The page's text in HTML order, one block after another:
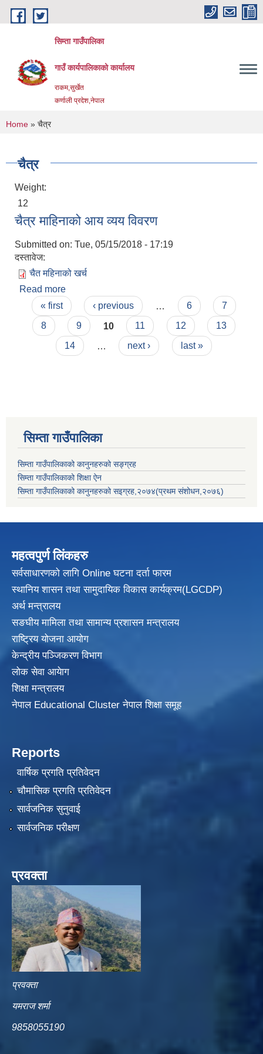
Skip to main content
सिम्ता गाउँपालिका
गाउँ कार्यपालिकाको कार्यालय
राकम,सुर्खेत
कर्णाली प्रदेश,नेपाल
You are here
Home » चैत्र
चैत्र
Weight:
12
चैत्र माहिनाको आय व्यय विवरण
Submitted on: Tue, 05/15/2018 - 17:19
दस्तावेज:
चैत महिनाको खर्च
Read more
Pages
« first ‹ previous 6
7
8
9 10 11 12
13
14
next › last »
सिम्ता गाउँपालिका
सिम्ता गाउँपालिकाको कानुनहरुको सङ्ग्रह
सिम्ता गाउँपालिकाको शिक्षा ऐन
सिम्ता गाउँपालिकाको कानुनहरुको सइग्रह,२०७४(प्रथम संशोधन,२०७६)
महत्वपुर्ण लिंकहरु
सर्वसाधारणको लागि Online घटना दर्ता फारम
स्थानिय शासन तथा सामुदायिक विकासकार्यक्रम(LGCDP)
अर्थ मन्त्रालय
सङघीय मामिला तथा सामान्य प्रशासन मन्त्रालय
राष्ट्रिय योजना आयोग
केन्द्रीय पञ्जिकरण विभाग
लोक सेवा आयेाग
शिक्षा मन्त्रालय
नेपाल Educational Cluster नेपाल शिक्षा समूह
Reports
वार्षिक प्रगति प्रतिवेदन
चौमासिक प्रगति प्रतिवेदन
सार्वजनिक सुनुवाई
सार्वजनिक परीक्षण
प्रवक्ता
प्रवक्ता
यमराज शर्मा
9858055190